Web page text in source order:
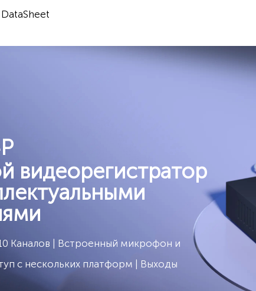
видеорегистратор
Каналов | Встроенный микрофон и
с нескольких платформ | Выходы